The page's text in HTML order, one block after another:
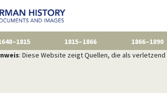
1815–1866 1866–1890
: Diese Website zeigt Quellen, die als